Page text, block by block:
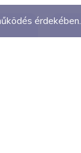
érdekében.